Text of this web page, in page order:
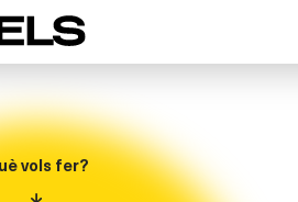
vols fer?